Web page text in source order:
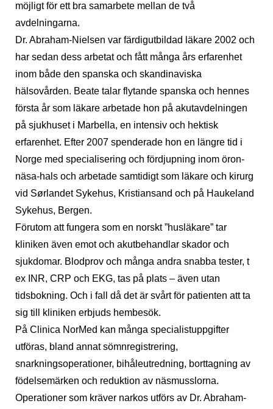
möjligt för ett bra samarbete mellan de två
avdelningarna.
Dr. Abraham-Nielsen var färdigutbildad läkare 2002 och
har sedan dess arbetat och fått många års erfarenhet
inom både den spanska och skandinaviska
hälsovården. Beate talar flytande spanska och hennes
första år som läkare arbetade hon på akutavdelningen
på sjukhuset i Marbella, en intensiv och hektisk
erfarenhet. Efter 2007 spenderade hon en längre tid i
Norge med specialisering och fördjupning inom öron-
näsa-hals och arbetade samtidigt som läkare och kirurg
vid Sørlandet Sykehus, Kristiansand och på Haukeland
Sykehus, Bergen.
Förutom att fungera som en norskt ”husläkare” tar
kliniken även emot och akutbehandlar skador och
sjukdomar. Blodprov och många andra snabba tester, t
ex INR, CRP och EKG, tas på plats – även utan
tidsbokning. Och i fall då det är svårt för patienten att ta
sig till kliniken erbjuds hembesök.
På Clinica NorMed kan många specialistuppgifter
utföras, bland annat sömnregistrering,
snarkningsoperationer, bihåleutredning, borttagning av
födelsemärken och reduktion av näsmusslorna.
Operationer som kräver narkos utförs av Dr. Abraham-